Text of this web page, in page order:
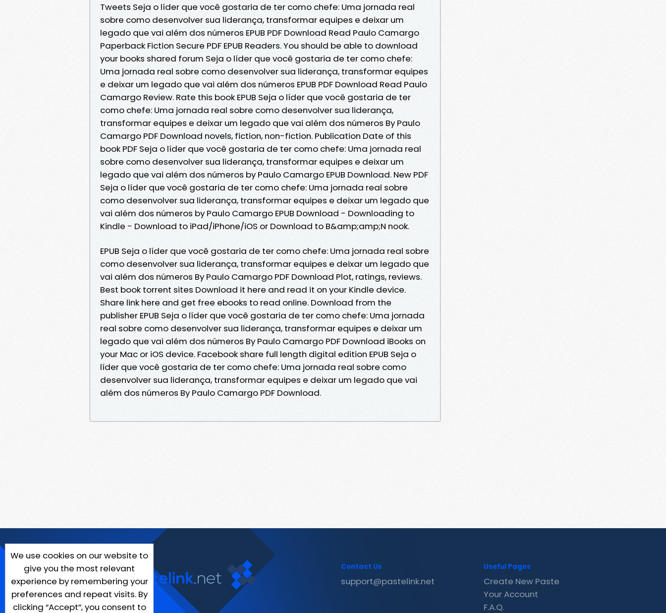
Tweets Seja o líder que você gostaria de ter como chefe: Uma jornada real
sobre como desenvolver sua liderança, transformar equipes e deixar um
legado que vai além dos números EPUB PDF Download Read Paulo Camargo
Paperback Fiction Secure PDF EPUB Readers. You should be able to download
your books shared forum Seja o líder que você gostaria de ter como chefe:
Uma jornada real sobre como desenvolver sua liderança, transformar equipes
e deixar um legado que vai além dos números EPUB PDF Download Read Paulo
Camargo Review. Rate this book EPUB Seja o líder que você gostaria de ter
como chefe: Uma jornada real sobre como desenvolver sua liderança,
transformar equipes e deixar um legado que vai além dos números By Paulo
Camargo PDF Download novels, fiction, non-fiction. Publication Date of this
book PDF Seja o líder que você gostaria de ter como chefe: Uma jornada real
sobre como desenvolver sua liderança, transformar equipes e deixar um
legado que vai além dos números by Paulo Camargo EPUB Download. New PDF
Seja o líder que você gostaria de ter como chefe: Uma jornada real sobre
como desenvolver sua liderança, transformar equipes e deixar um legado que
vai além dos números by Paulo Camargo EPUB Download - Downloading to
Kindle - Download to iPad/iPhone/iOS or Download to B&amp;amp;N nook.
EPUB Seja o líder que você gostaria de ter como chefe: Uma jornada real sobre
como desenvolver sua liderança, transformar equipes e deixar um legado que
vai além dos números By Paulo Camargo PDF Download Plot, ratings, reviews.
Best book torrent sites Download it here and read it on your Kindle device.
Share link here and get free ebooks to read online. Download from the
publisher EPUB Seja o líder que você gostaria de ter como chefe: Uma jornada
real sobre como desenvolver sua liderança, transformar equipes e deixar um
legado que vai além dos números By Paulo Camargo PDF Download iBooks on
your Mac or iOS device. Facebook share full length digital edition EPUB Seja o
líder que você gostaria de ter como chefe: Uma jornada real sobre como
desenvolver sua liderança, transformar equipes e deixar um legado que vai
além dos números By Paulo Camargo PDF Download.
We use cookies on our website to
give you the most relevant
experience by remembering your
preferences and repeat visits. By
clicking “Accept”, you consent to
Contact Us
support@pastelink.net
Useful Pages
Create New Paste
Your Account
F.A.Q.